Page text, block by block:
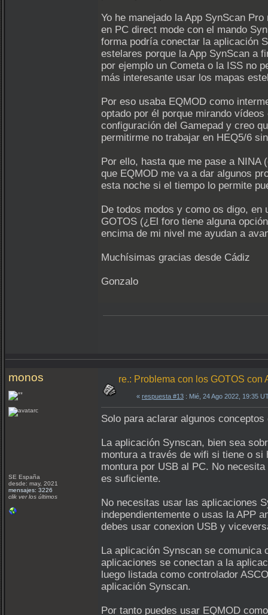
Yo he manejado la App SynScan
en PC direct mode con el mando
forma podría conectar la aplicación
estelares porque la App SynScan a
por ejemplo un Cometa o la ISS no
más interesante usar los mapas
Por eso usaba EQMOD como
optado por él porque mirando
configuración del Gamepad y creo
permitirme no trabajar en HEQ5/6
Por ello, hasta que me pase a NINA
que EQMOD me va a dar algunos
esta noche si el tiempo lo permite
De todos modos y como os digo,
GOTOS (¿El foro tiene alguna
encima de mi nivel me ayudan a
Muchísimas gracias desde Cádiz
Gonzalo
monos
SE España
desde: may, 2021
mensajes: 3226
clik ver los últimos
re.: Problema con los GOTOS
« respuesta #13 : Mié, 24 Ago 2022, 19:35
Solo para aclarar algunos
La aplicación Synscan, bien sea
montura a través de wifi si tiene o si
montura por USB al PC. No
es suficiente.
No necesitas usar las aplicaciones
independientemente o usas la APP
debes usar conexion USB y
La aplicación Synscan se comunica
aplicaciones se conectan a la
luego listada como controlador
aplicación Synscan.
Por tanto puedes usar EQMOD